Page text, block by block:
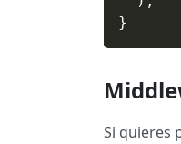
}
Si quieres